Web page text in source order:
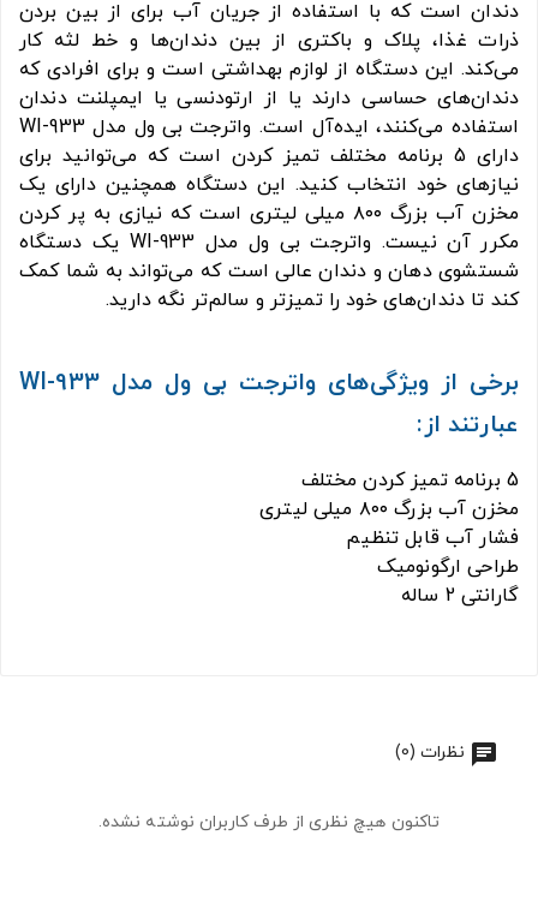
دندان است که با استفاده از جریان آب برای از بین بردن
ذرات غذا، پلاک و باکتری از بین دندان‌ها و خط لثه کار
می‌کند. این دستگاه از لوازم بهداشتی است و برای افرادی که
دندان‌های حساسی دارند یا از ارتودنسی یا ایمپلنت دندان
استفاده می‌کنند، ایده‌آل است. واترجت بی ول مدل WI-933
دارای 5 برنامه مختلف تمیز کردن است که می‌توانید برای
نیازهای خود انتخاب کنید. این دستگاه همچنین دارای یک
مخزن آب بزرگ ۸۰۰ میلی لیتری است که نیازی به پر کردن
مکرر آن نیست. واترجت بی ول مدل WI-933 یک دستگاه
شستشوی دهان و دندان عالی است که می‌تواند به شما کمک
کند تا دندان‌های خود را تمیزتر و سالم‌تر نگه دارید.
برخی از ویژگی‌های واترجت بی ول مدل WI-933
عبارتند از:
5 برنامه تمیز کردن مختلف
مخزن آب بزرگ ۸۰۰ میلی لیتری
فشار آب قابل تنظیم
طراحی ارگونومیک
گارانتی 2 ساله
نظرات (0)
تاکنون هیچ نظری از طرف کاربران نوشته نشده.